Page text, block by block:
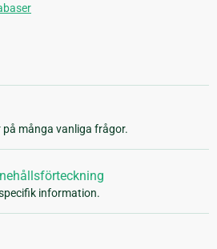
många vanliga frågor.
information.